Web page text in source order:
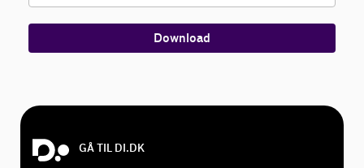
Download
GÅ TIL DI.DK